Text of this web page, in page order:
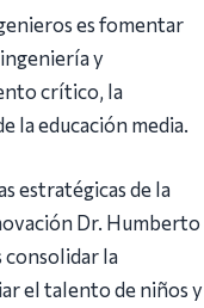
es fomentar
y
crítico, la
la educación media.
estratégicas de la
Dr. Humberto
la
el talento de niños y